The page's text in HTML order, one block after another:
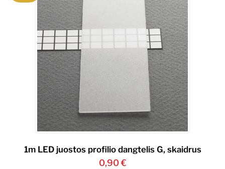
1m LED juostos profilio dangtelis G, skaidrus
0,90€